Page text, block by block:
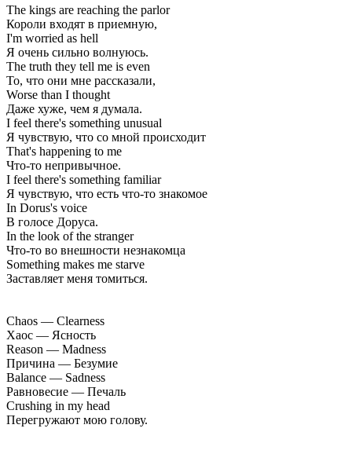
The kings are reaching the parlor
Короли входят в приемную,
I'm worried as hell
Я очень сильно волнуюсь.
The truth they tell me is even
То, что они мне рассказали,
Worse than I thought
Даже хуже, чем я думала.
I feel there's something unusual
Я чувствую, что со мной происходит
That's happening to me
Что-то непривычное.
I feel there's something familiar
Я чувствую, что есть что-то знакомое
In Dorus's voice
В голосе Доруса.
In the look of the stranger
Что-то во внешности незнакомца
Something makes me starve
Заставляет меня томиться.
Chaos — Clearness
Хаос — Ясность
Reason — Madness
Причина — Безумие
Balance — Sadness
Равновесие — Печаль
Crushing in my head
Перегружают мою голову.